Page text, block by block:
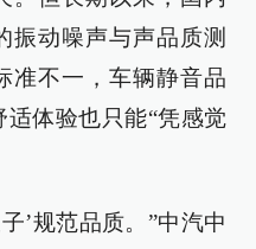
振动噪声与声品质测
准不一，车辆静音品
体验也只能“凭感觉
’规范品质。”中汽中